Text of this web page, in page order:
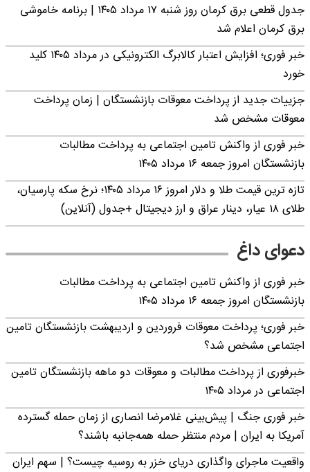
جدول قطعی برق کرمان روز شنبه ۱۷ مرداد ۱۴۰۵ | برنامه خاموشی
برق کرمان اعلام شد
خبر فوری؛ افزایش اعتبار کالابرگ الکترونیکی در مرداد ۱۴۰۵ کلید
خورد
جزییات جدید از پرداخت معوقات بازنشستگان | زمان پرداخت
معوقات مشخص شد
خبر فوری از واکنش تامین اجتماعی به پرداخت مطالبات
بازنشستگان امروز جمعه ۱۶ مرداد ۱۴۰۵
تازه ترین قیمت طلا و دلار امروز ۱۶ مرداد ۱۴۰۵؛ نرخ سکه پارسیان،
طلای ۱۸ عیار، دینار عراق و ارز دیجیتال +جدول (آنلاین)
دعوای داغ
خبر فوری از واکنش تامین اجتماعی به پرداخت مطالبات
بازنشستگان امروز جمعه ۱۶ مرداد ۱۴۰۵
خبر فوری؛ پرداخت معوقات فروردین و اردیبهشت بازنشستگان تامین
اجتماعی مشخص شد؟
خبرفوری از پرداخت مطالبات و معوقات دو ماهه بازنشستگان تامین
اجتماعی در مرداد ۱۴۰۵
خبر فوری جنگ | پیش‌بینی غلامرضا انصاری از زمان حمله گسترده
آمریکا به ایران | مردم منتظر حمله همه‌جانبه باشند؟
واقعیت ماجرای واگذاری دریای خزر به روسیه چیست؟ | سهم ایران